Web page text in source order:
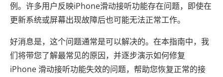
例。许多用户反映iPhone滑动接听功能存在问题，即使在
更新系统或屏幕出现故障后也可能无法正常工作。
好消息是，这个问题通常是可以解决的。在本指南中，我
们将带您了解最常见的原因，并逐步演示如何修复
iPhone 滑动接听功能失效的问题，帮助您恢复正常的接